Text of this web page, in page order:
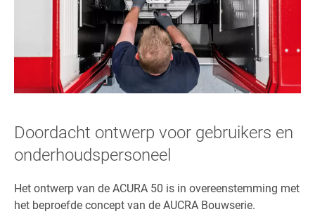
Doordacht ontwerp voor gebruikers en
onderhoudspersoneel
Het ontwerp van de ACURA 50 is in overeenstemming met
het beproefde concept van de AUCRA Bouwserie.